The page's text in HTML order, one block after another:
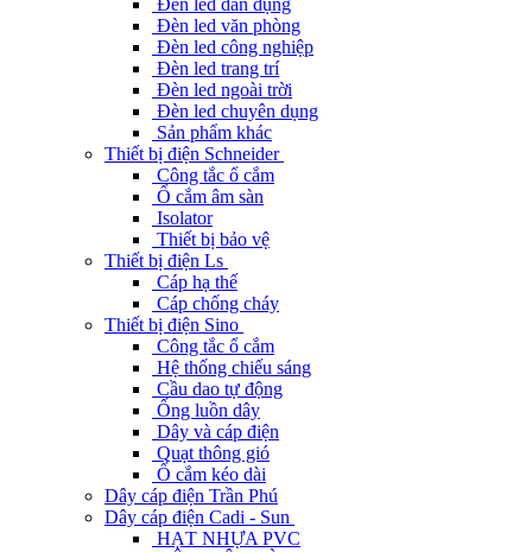
Đèn led dân dụng
Đèn led văn phòng
Đèn led công nghiệp
Đèn led trang trí
Đèn led ngoài trời
Đèn led chuyên dụng
Sản phẩm khác
Thiết bị điện Schneider
Công tắc ổ cắm
Ổ cắm âm sàn
Isolator
Thiết bị bảo vệ
Thiết bị điện Ls
Cáp hạ thế
Cáp chống cháy
Thiết bị điện Sino
Công tắc ổ cắm
Hệ thống chiếu sáng
Cầu dao tự động
Ống luồn dây
Dây và cáp điện
Quạt thông gió
Ổ cắm kéo dài
Dây cáp điện Trần Phú
Dây cáp điện Cadi - Sun
HẠT NHỰA PVC